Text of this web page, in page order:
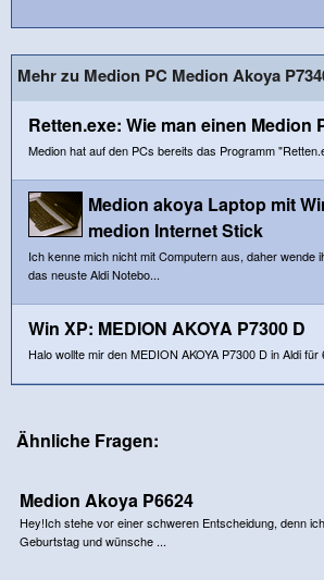
Mehr zu Medion PC Medion Akoya
Retten.exe: Wie man einen Medion
Medion hat auf den PCs bereits das Programm
Medion akoya Laptop mit
medion Internet Stick
Ich kenne mich nicht mit Computern aus, daher wende
das neuste Aldi Notebo...
Win XP: MEDION AKOYA P7300 D
Halo wollte mir den MEDION AKOYA P7300 D in Aldi für
Ähnliche Fragen:
Medion Akoya P6624
Hey!Ich stehe vor einer schweren Entscheidung, denn
Geburtstag und wünsche ...